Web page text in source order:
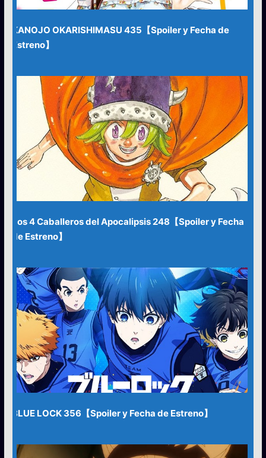
KANOJO OKARISHIMASU 435【Spoiler y Fecha de
Estreno】
Los 4 Caballeros del Apocalipsis 248【Spoiler y Fecha
de Estreno】
BLUE LOCK 356【Spoiler y Fecha de Estreno】